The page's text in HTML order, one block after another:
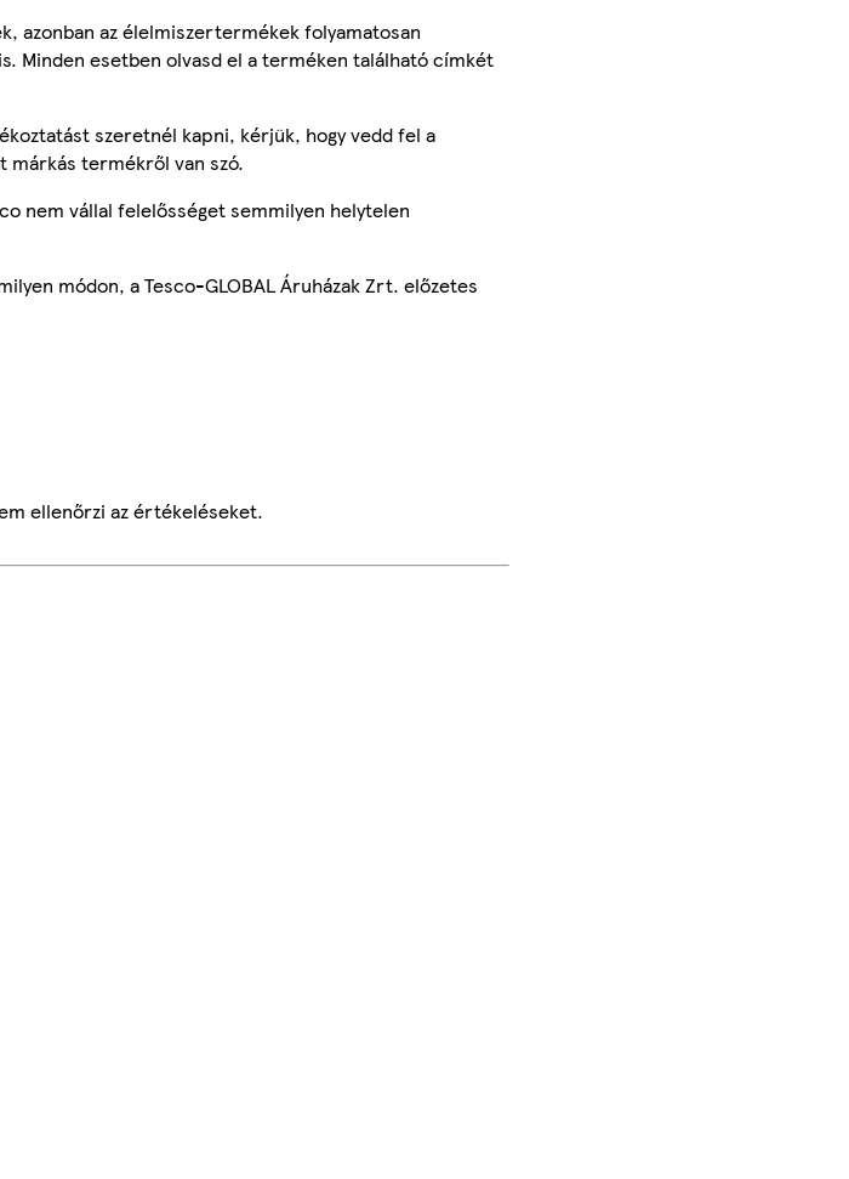
azonban az élelmiszertermékek folyamatosan
Minden esetben olvasd el a terméken található címkét
szeretnél kapni, kérjük, hogy vedd fel a
márkás termékről van szó.
nem vállal felelősséget semmilyen helytelen
módon, a Tesco-GLOBAL Áruházak Zrt. előzetes
ellenőrzi az értékeléseket.